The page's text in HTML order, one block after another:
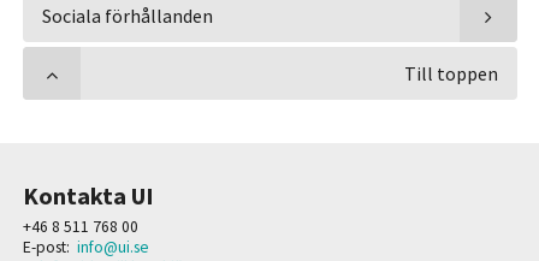
Sociala förhållanden
Till toppen
Kontakta UI
+46 8 511 768 00
E-post: info@ui.se